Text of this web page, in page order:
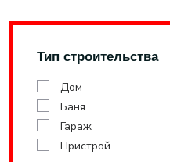
Тип строительства
Дом
Баня
Гараж
Пристрой